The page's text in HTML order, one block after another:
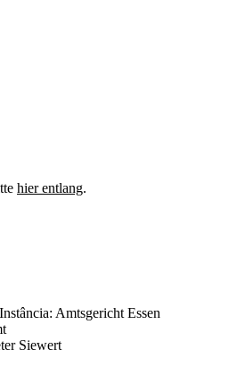
hier entlang.
Amtsgericht Essen
Siewert